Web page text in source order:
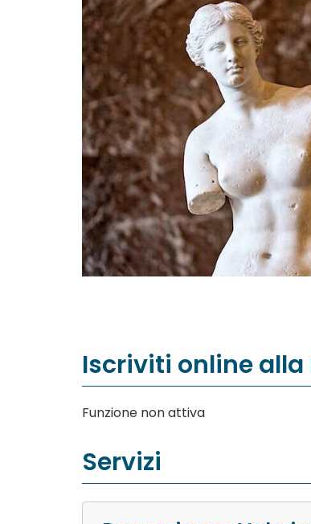
Iscriviti online
Funzione non attiva
Servizi